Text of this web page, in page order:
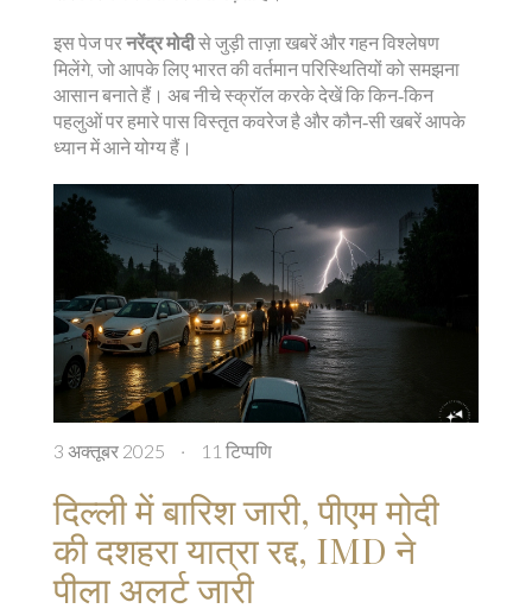
इस पेज परनरेंद्र मोदीसे जुड़ी ताज़ा खबरें और गहन विश्लेषण
मिलेंगे, जो आपके लिए भारत की वर्तमान परिस्थितियों को समझना
आसान बनाते हैं। अब नीचे स्क्रॉल करके देखें कि किन‑किन
पहलुओं पर हमारे पास विस्तृत कवरेज है और कौन‑सी खबरें आपके
ध्यान में आने योग्य हैं।
3 अक्तूबर 2025 · 11 टिप्पणि
दिल्ली में बारिश जारी, पीएम मोदी
की दशहरा यात्रा रद्द, IMD ने
पीला अलर्ट जारी